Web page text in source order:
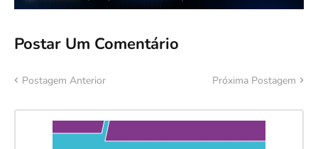
Postar Um Comentário
Postagem Anterior Próxima Postagem